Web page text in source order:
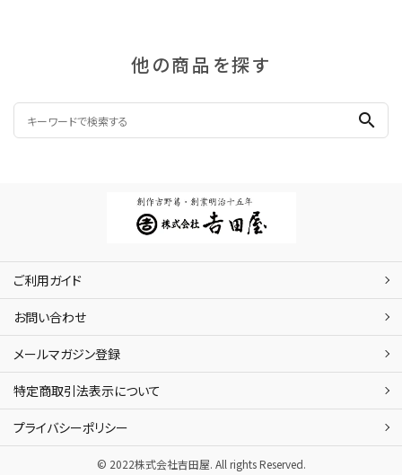
他の商品を探す
search
ご利用ガイド
お問い合わせ
メールマガジン登録
特定商取引法表示について
プライバシーポリシー
© 2022株式会社吉田屋. All rights Reserved.